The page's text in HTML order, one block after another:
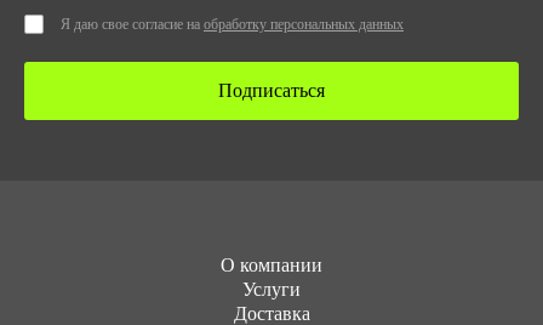
Я даю свое согласие на обработку персональных данных
Подписаться
О компании
Услуги
Доставка